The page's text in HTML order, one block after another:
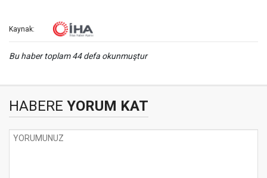
Kaynak:
Bu haber toplam 44 defa okunmuştur
HABERE YORUM KAT